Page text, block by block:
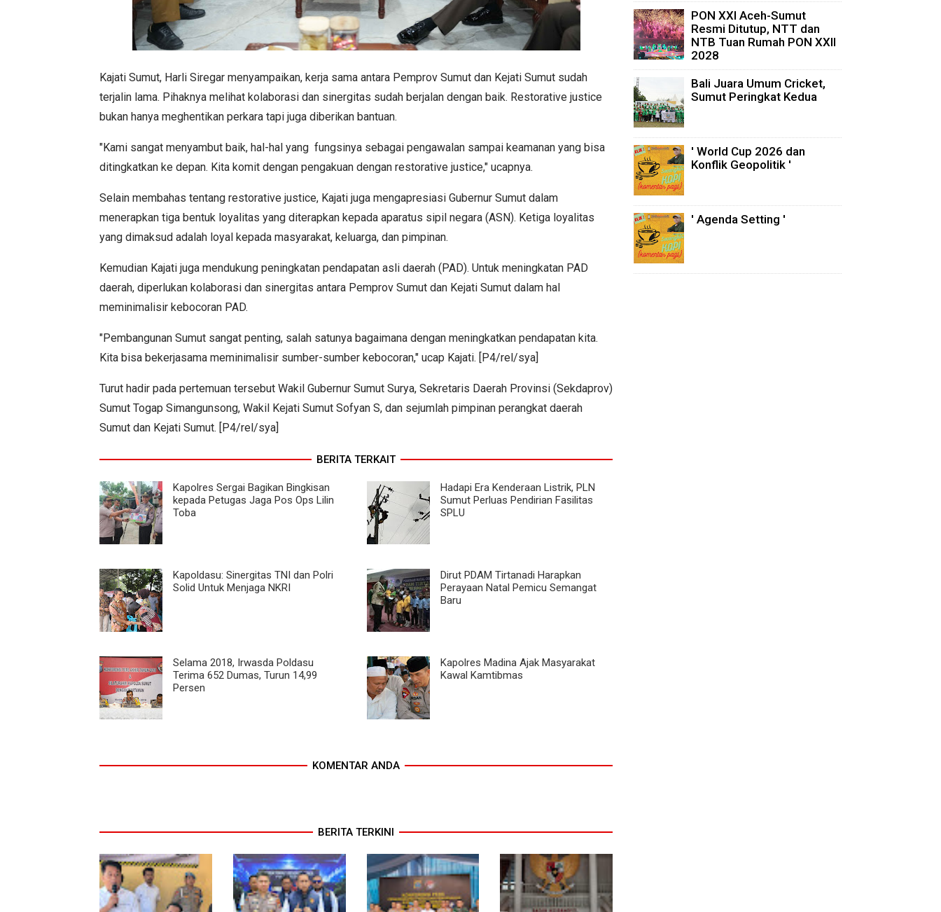
Kajati Sumut, Harli Siregar menyampaikan, kerja sama antara Pemprov Sumut dan Kejati Sumut sudah
terjalin lama. Pihaknya melihat kolaborasi dan sinergitas sudah berjalan dengan baik. Restorative justice
bukan hanya meghentikan perkara tapi juga diberikan bantuan.
"Kami sangat menyambut baik, hal-hal yang fungsinya sebagai pengawalan sampai keamanan yang bisa
ditingkatkan ke depan. Kita komit dengan pengakuan dengan restorative justice," ucapnya.
Selain membahas tentang restorative justice, Kajati juga mengapresiasi Gubernur Sumut dalam
menerapkan tiga bentuk loyalitas yang diterapkan kepada aparatus sipil negara (ASN). Ketiga loyalitas
yang dimaksud adalah loyal kepada masyarakat, keluarga, dan pimpinan.
Kemudian Kajati juga mendukung peningkatan pendapatan asli daerah (PAD). Untuk meningkatan PAD
daerah, diperlukan kolaborasi dan sinergitas antara Pemprov Sumut dan Kejati Sumut dalam hal
meminimalisir kebocoran PAD.
"Pembangunan Sumut sangat penting, salah satunya bagaimana dengan meningkatkan pendapatan kita.
Kita bisa bekerjasama meminimalisir sumber-sumber kebocoran," ucap Kajati. [P4/rel/sya]
Turut hadir pada pertemuan tersebut Wakil Gubernur Sumut Surya, Sekretaris Daerah Provinsi (Sekdaprov)
Sumut Togap Simangunsong, Wakil Kejati Sumut Sofyan S, dan sejumlah pimpinan perangkat daerah
Sumut dan Kejati Sumut. [P4/rel/sya]
BERITA TERKAIT
Kapolres Sergai Bagikan Bingkisan
kepada Petugas Jaga Pos Ops Lilin
Toba
Hadapi Era Kenderaan Listrik, PLN
Sumut Perluas Pendirian Fasilitas
SPLU
Kapoldasu: Sinergitas TNI dan Polri
Solid Untuk Menjaga NKRI
Dirut PDAM Tirtanadi Harapkan
Perayaan Natal Pemicu Semangat
Baru
Selama 2018, Irwasda Poldasu
Terima 652 Dumas, Turun 14,99
Persen
Kapolres Madina Ajak Masyarakat
Kawal Kamtibmas
KOMENTAR ANDA
BERITA TERKINI
PON XXI Aceh-Sumut
Resmi Ditutup, NTT dan
NTB Tuan Rumah PON XXII
2028
Bali Juara Umum Cricket,
Sumut Peringkat Kedua
' World Cup 2026 dan
Konflik Geopolitik '
' Agenda Setting '